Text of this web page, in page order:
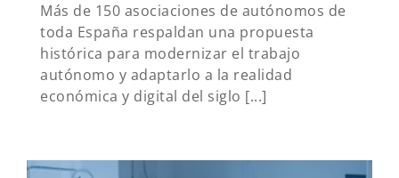
Más de 150 asociaciones de autónomos de
toda España respaldan una propuesta
histórica para modernizar el trabajo
autónomo y adaptarlo a la realidad
económica y digital del siglo [...]